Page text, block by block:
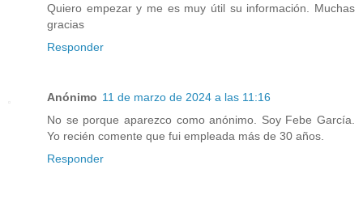
Quiero empezar y me es muy útil su información. Muchas
gracias
Responder
Anónimo 11 de marzo de 2024 a las 11:16
No se porque aparezco como anónimo. Soy Febe García.
Yo recién comente que fui empleada más de 30 años.
Responder